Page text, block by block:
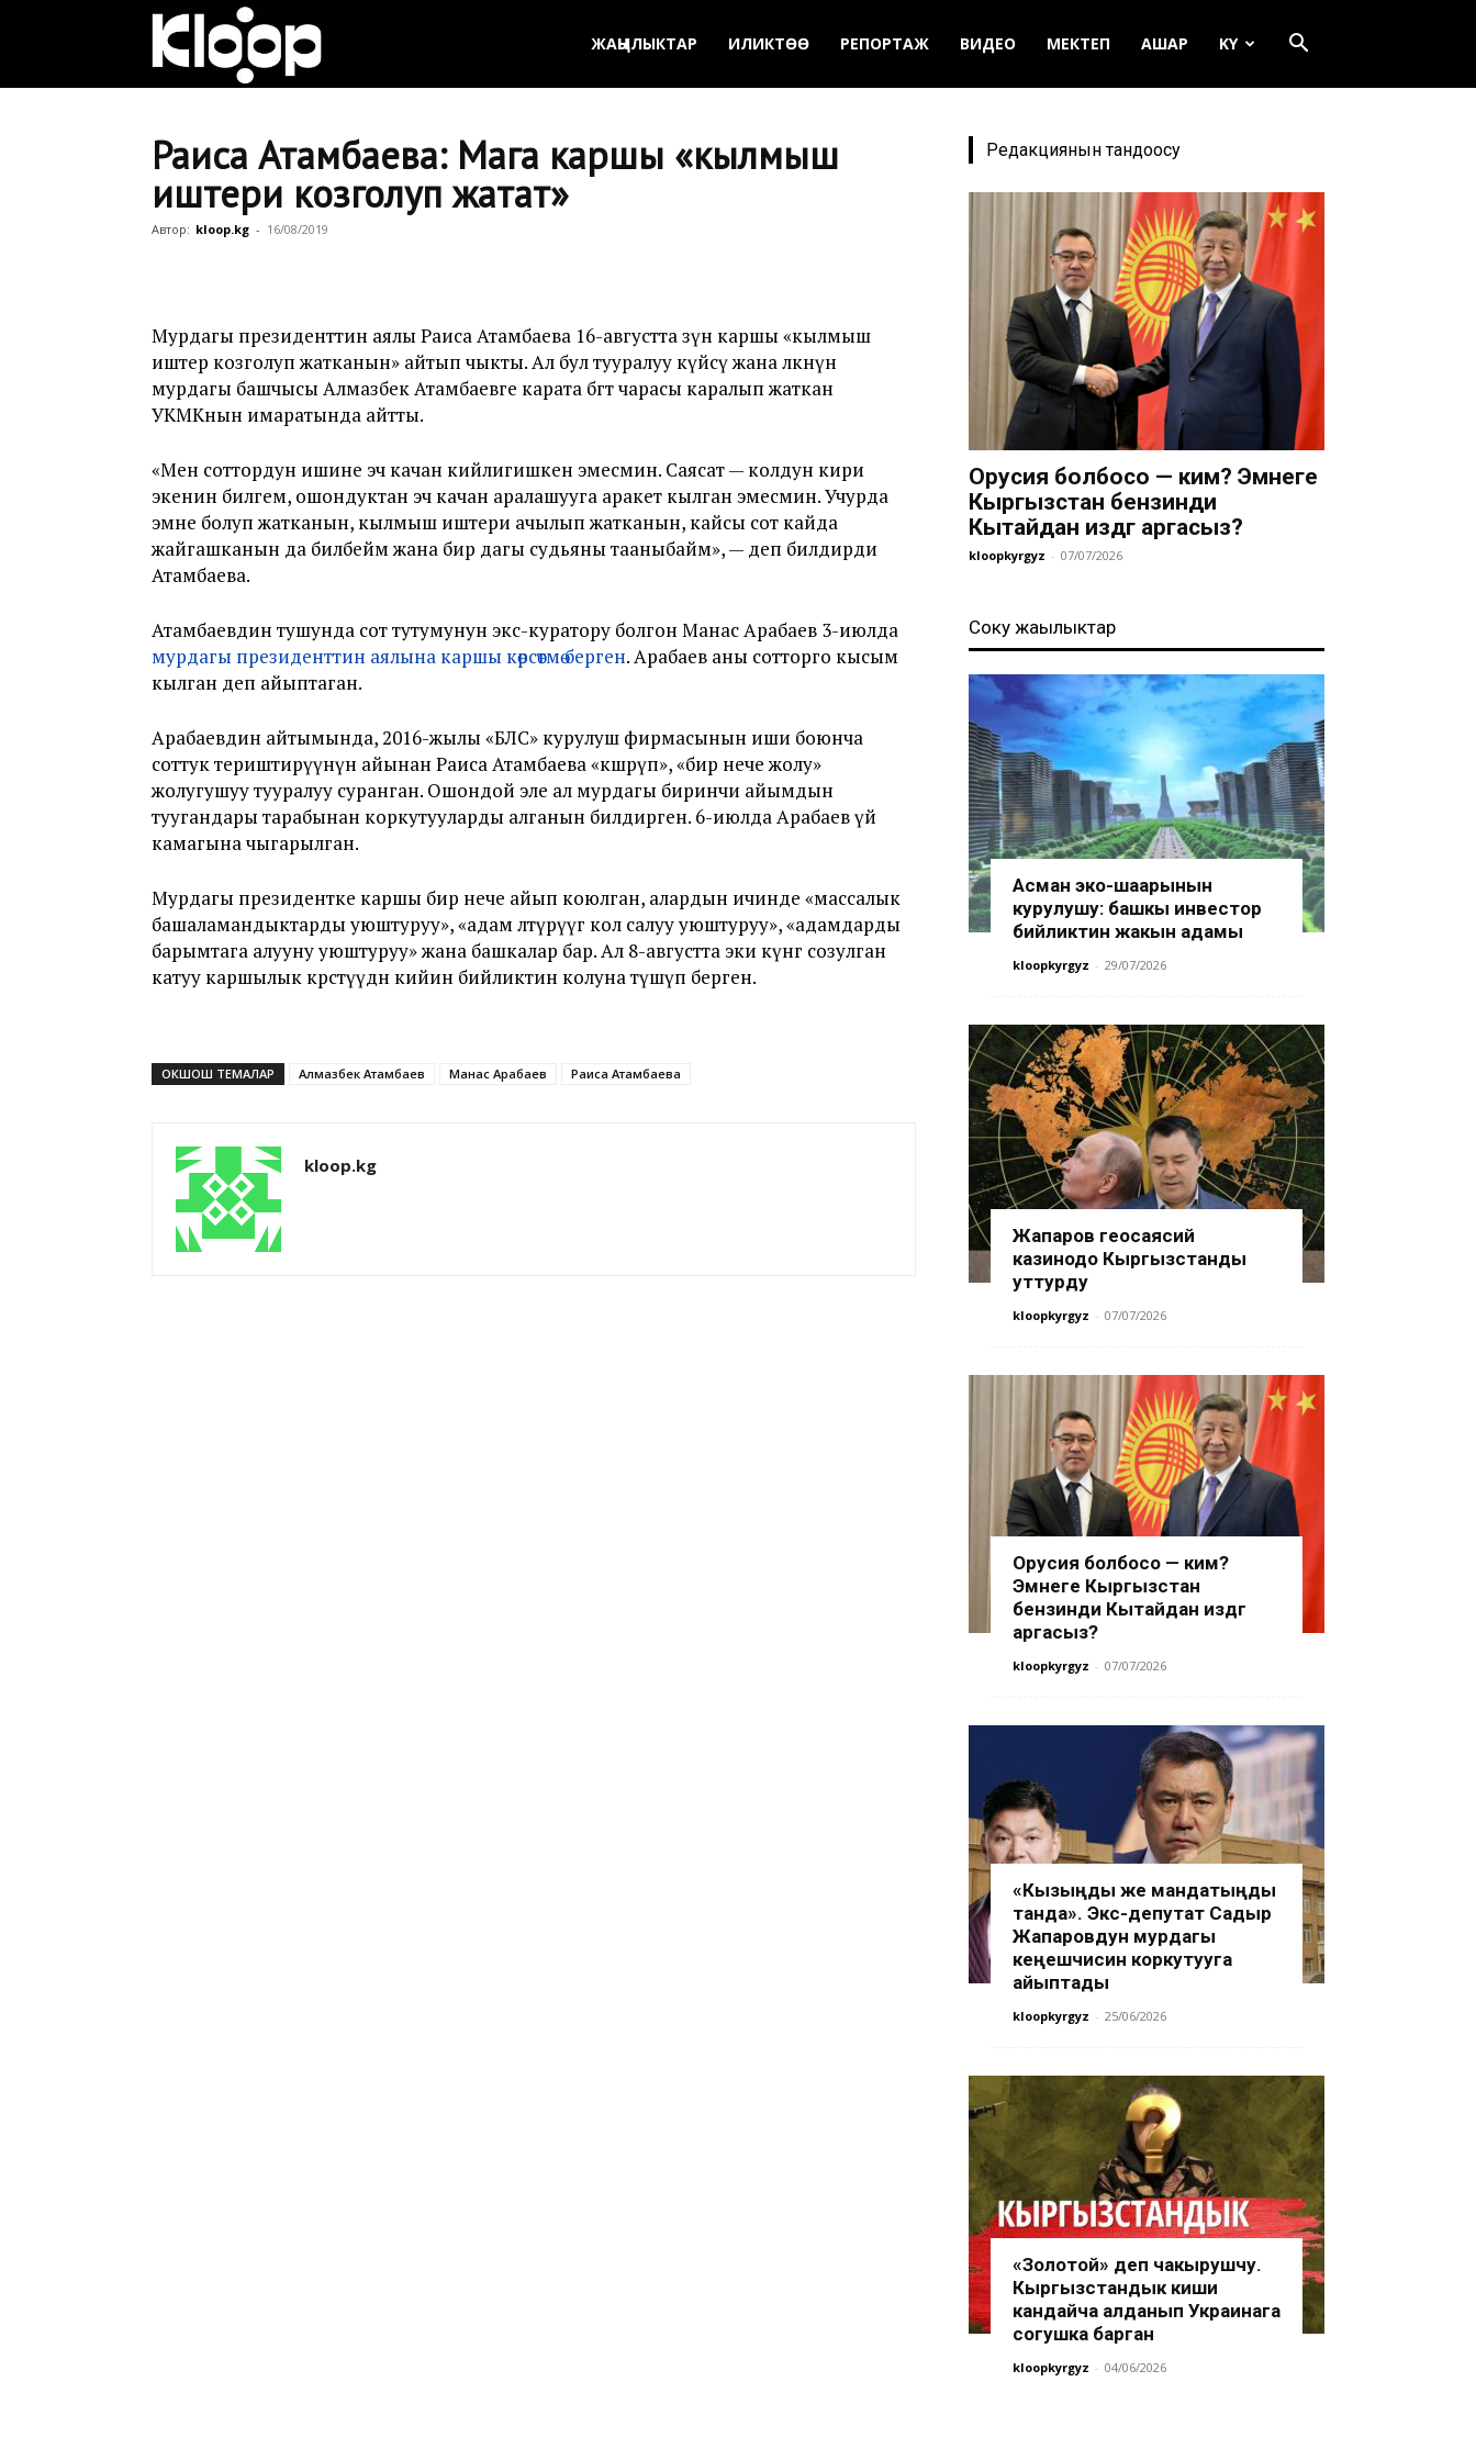
жаңылыктары
ЖАҢЫЛЫКТАР ИЛИКТӨӨ РЕПОРТАЖ ВИДЕО МЕКТЕП АШАР KY
Раиса Атамбаева: Мага каршы «кылмыш
иштери козголуп жатат»
Автор: kloop.kg - 16/08/2019
Мурдагы президенттин аялы Раиса Атамбаева 16-августта өзүнө каршы «кылмыш
иштер козголуп жатканын» айтып чыкты. Ал бул тууралуу күйөөсү жана өлкөнүн
мурдагы башчысы Алмазбек Атамбаевге карата бөгөт чарасы каралып жаткан
УКМКнын имаратында айтты.
«Мен соттордун ишине эч качан кийлигишкен эмесмин. Саясат — колдун кири
экенин билгем, ошондуктан эч качан аралашууга аракет кылган эмесмин. Учурда
эмне болуп жатканын, кылмыш иштери ачылып жатканын, кайсы сот кайда
жайгашканын да билбейм жана бир дагы судьяны тааныбайм», — деп билдирди
Атамбаева.
Атамбаевдин тушунда сот тутумунун экс-куратору болгон Манас Арабаев 3-июлда
мурдагы президенттин аялына каршы көрсөтмө берген. Арабаев аны сотторго кысым
кылган деп айыптаган.
Арабаевдин айтымында, 2016-жылы «БЛС» курулуш фирмасынын иши боюнча
соттук териштирүүнүн айынан Раиса Атамбаева «көшөрүп», «бир нече жолу»
жолугушуу тууралуу суранган. Ошондой эле ал мурдагы биринчи айымдын
туугандары тарабынан коркутууларды алганын билдирген. 6-июлда Арабаев үй
камагына чыгарылган.
Мурдагы президентке каршы бир нече айып коюлган, алардын ичинде «массалык
башаламандыктарды уюштуруу», «адам өлтүрүүгө кол салуу уюштуруу», «адамдарды
барымтага алууну уюштуруу» жана башкалар бар. Ал 8-августта эки күнгө созулган
катуу каршылык көрсөтүүдөн кийин бийликтин колуна түшүп берген.
ОКШОШ ТЕМАЛАР Алмазбек Атамбаев Манас Арабаев Раиса Атамбаева
kloop.kg
Редакциянын тандоосу
Орусия болбосо — ким? Эмнеге
Кыргызстан бензинди
Кытайдан издөөгө аргасыз?
kloopkyrgyz - 07/07/2026
Соңку жаңылыктар
Асман эко-шаарынын
курулушу: башкы инвестор
бийликтин жакын адамы
kloopkyrgyz - 29/07/2026
Жапаров геосаясий
казинодо Кыргызстанды
уттурду
kloopkyrgyz - 07/07/2026
Орусия болбосо — ким?
Эмнеге Кыргызстан
бензинди Кытайдан издөөгө
аргасыз?
kloopkyrgyz - 07/07/2026
«Кызыңды же мандатыңды
танда». Экс-депутат Садыр
Жапаровдун мурдагы
кеңешчисин коркутууга
айыптады
kloopkyrgyz - 25/06/2026
«Золотой» деп чакырушчу.
Кыргызстандык киши
кандайча алданып Украинага
согушка барган
kloopkyrgyz - 04/06/2026